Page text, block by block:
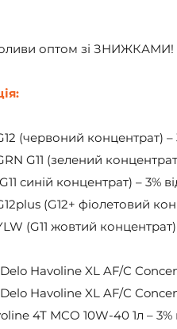
оливи оптом зі ЗНИЖКАМИ!
(червоний концентрат) –
G11 (зелений
синій концентрат) – 3%
(G12+ фіолетовий
(G11 жовтий
Havoline XL AF/C
Havoline XL AF/C
4T MCO 10W-40 1л –